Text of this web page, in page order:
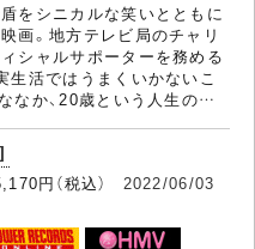
をシニカルな笑いとともに
画。地方テレビ局のチャリ
シャルサポーターを務める
生活ではうまくいかないこ
なか、20歳という人生の…
円（税込） 2022/06/03